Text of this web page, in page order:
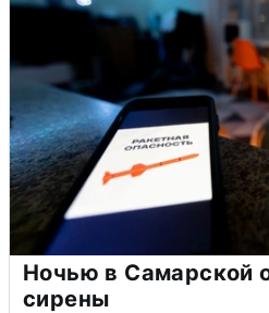
Ночью в Самарской
сирены